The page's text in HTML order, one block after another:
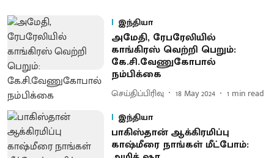
இந்தியா
அமேதி, ரேபரேலியில்
காங்கிரஸ் வெற்றி பெறும்:
கே.சி.வேணுகோபால்
நம்பிக்கை
செய்திப்பிரிவு 18 May 2024 1 min read
இந்தியா
பாகிஸ்தான் ஆக்கிரமிப்பு
காஷ்மீரை நாங்கள் மீட்போம்: